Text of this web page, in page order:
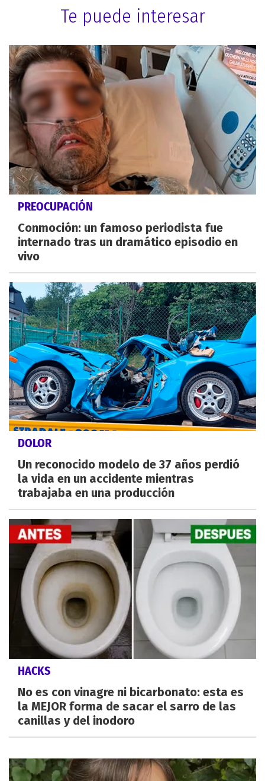
Te puede interesar
PREOCUPACIÓN
Conmoción: un famoso periodista fue
internado tras un dramático episodio en
vivo
DOLOR
Un reconocido modelo de 37 años perdió
la vida en un accidente mientras
trabajaba en una producción
HACKS
No es con vinagre ni bicarbonato: esta es
la MEJOR forma de sacar el sarro de las
canillas y del inodoro